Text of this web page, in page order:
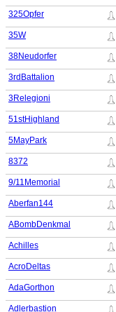
325Opfer
35W
38Neudorfer
3rdBattalion
3Relegioni
51stHighland
5MayPark
8372
9/11Memorial
Aberfan144
ABombDenkmal
Achilles
AcroDeltas
AdaGorthon
Adlerbastion